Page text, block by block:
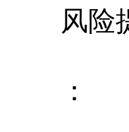
风险
：